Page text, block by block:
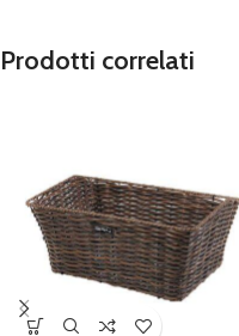
Prodotti correlati